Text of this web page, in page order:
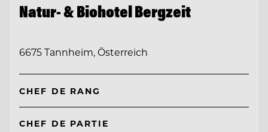
Natur- & Biohotel Bergzeit
6675 Tannheim, Österreich
CHEF DE RANG
CHEF DE PARTIE